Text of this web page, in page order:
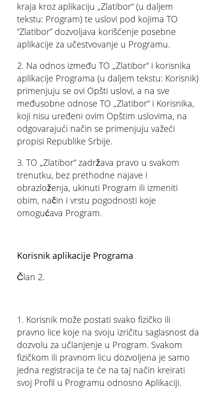
kraja kroz aplikaciju „Zlatibor“ (u daljem
tekstu: Program) te uslovi pod kojima TO
“Zlatibor” dozvoljava korišćenje posebne
aplikacije za učestvovanje u Programu.
2. Na odnos između TO „Zlatibor“ i korisnika
aplikacije Programa (u daljem tekstu: Korisnik)
primenjuju se ovi Opšti uslovi, a na sve
međusobne odnose TO „Zlatibor“ i Korisnika,
koji nisu uređeni ovim Opštim uslovima, na
odgovarajući način se primenjuju važeći
propisi Republike Srbije.
3. TO „Zlatibor“ zadržava pravo u svakom
trenutku, bez prethodne najave i
obrazloženja, ukinuti Program ili izmeniti
obim, način i vrstu pogodnosti koje
omogućava Program.
Korisnik aplikacije Programa
Član 2.
1. Korisnik može postati svako fizičko ili
pravno lice koje na svoju izričitu saglasnost da
dozvolu za učlanjenje u Program. Svakom
fizičkom ili pravnom licu dozvoljena je samo
jedna registracija te će na taj način kreirati
svoj Profil u Programu odnosno Aplikaciji.